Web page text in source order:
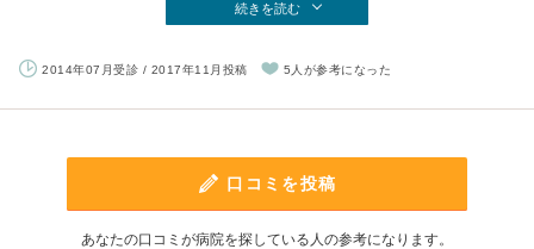
続きを読む
2014年07月受診 / 2017年11月投稿 5人が参考になった
口コミを投稿
あなたの口コミが病院を探している人の参考になります。